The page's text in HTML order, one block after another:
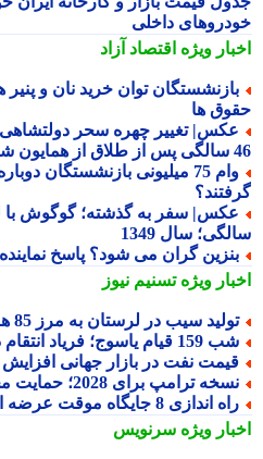
داخلی
ویژهاقتصاد آزاد
توان خرید نان و پنیر هم
ها
وام 75 میلیونی بازنشستگان
سال 1349
گران می شود؟ پاسخ نماینده
ویژهتسنیم نیوز
سیب در لرستان به مرز 85 هزار تن رسید
یاسوج؛ فریاد انتقام در قلب خیابان جمهوری+تصاویر
نفت در بازار جهانی افزایش
ترامپ برای 2028؛ حمایت محرمانه از نامزدی جی دی ونس
اندازی 8 جایگاه موقت عرضه ارزاق عمومی در مشهد
ویژهسرنویس